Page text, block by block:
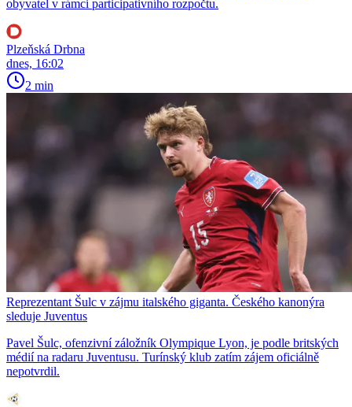
obyvatel v rámci participativního rozpočtu.
Plzeňská Drbna
dnes, 16:02
2 min
Reprezentant Šulc v zájmu italského giganta. Českého kanonýra
sleduje Juventus
Pavel Šulc, ofenzivní záložník Olympique Lyon, je podle britských
médií na radaru Juventusu. Turínský klub zatím zájem oficiálně
nepotvrdil.